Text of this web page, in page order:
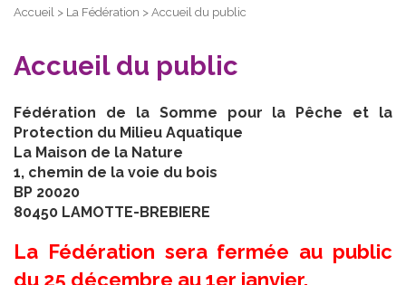
Accueil > La Fédération > Accueil du public
Accueil du public
Fédération de la Somme pour la Pêche et la
Protection du Milieu Aquatique
La Maison de la Nature
1, chemin de la voie du bois
BP 20020
80450 LAMOTTE-BREBIERE
La Fédération sera fermée au public
du 25 décembre au 1er janvier.